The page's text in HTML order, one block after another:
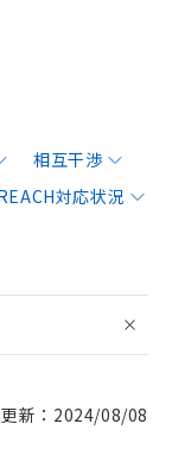
相互干渉
対応状況
新：2024/08/08